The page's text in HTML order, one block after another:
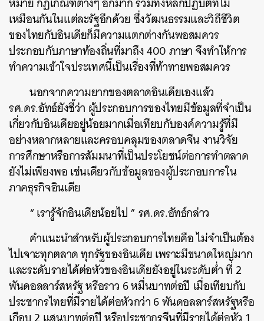
เหมือนกันในแต่ละรัฐอีกด้วย ซึ่งวัฒนธรรมและวิถีชีวิต
ของไทยกับอินเดียก็มีความแตกต่างกันพอสมควร
ประกอบกับภาษาท้องถิ่นที่มาถึง 400 ภาษา จึงทำให้การ
ทำความเข้าใจประเทศนี้เป็นเรื่องที่ท้าทายพอสมควร
นอกจากความยากของตลาดอินเดียเองแล้ว
รศ.ดร.อัทธ์ยังชี้ว่า ผู้ประกอบการของไทยมีข้อมูลที่จำเป็น
เกี่ยวกับอินเดียอยู่น้อยมากเมื่อเทียบกับองค์ความรู้ที่มี
อย่างหลากหลายและครอบคลุมของตลาดจีน งานวิจัย
การศึกษาหรือการสัมมนาที่เป็นประโยชน์ต่อการทำตลาด
ยังไม่เพียงพอ เช่นเดียวกับข้อมูลของผู้ประกอบการใน
ภาคธุรกิจอินเดีย
“ เรารู้จักอินเดียน้อยไป ” รศ.ดร.อัทธ์กล่าว
คำแนะนำสำหรับผู้ประกอบการไทยคือ ไม่จำเป็นต้อง
ไปเจาะทุกตลาด ทุกรัฐของอินเดีย เพราะมีขนาดใหญ่มาก
และระดับรายได้ต่อหัวของอินเดียยังอยู่ในระดับต่ำ ที่ 2
พันดอลลาร์สหรัฐ หรือราว 6 หมื่นบาทต่อปี เมื่อเทียบกับ
ประชากรไทยที่มีรายได้ต่อหัวกว่า 6 พันดอลลาร์สหรัฐหรือ